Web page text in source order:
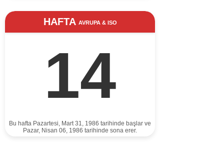
HAFTA AVRUPA & ISO
14
Bu hafta Pazartesi, Mart 31, 1986 tarihinde başlar ve
Pazar, Nisan 06, 1986 tarihinde sona erer.